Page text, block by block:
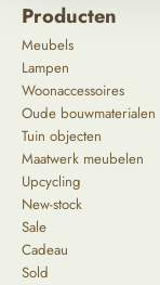
Producten
Meubels
Lampen
Woonaccessoires
Oude bouwmaterialen
Tuin objecten
Maatwerk meubelen
Upcycling
New-stock
Sale
Cadeau
Sold